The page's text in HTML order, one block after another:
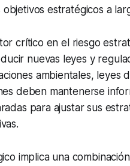
estratégicos a
crítico en el riesgo
nuevas leyes y
ambientales, leyes
deben mantenerse
para ajustar sus
implica una